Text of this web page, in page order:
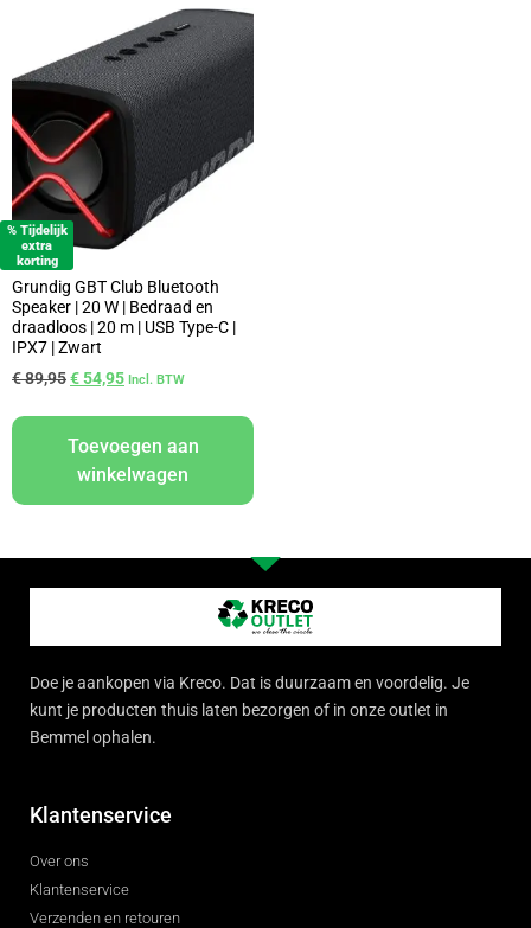
% Tijdelijk
extra
korting
Grundig GBT Club Bluetooth
Speaker | 20 W | Bedraad en
draadloos | 20 m | USB Type-C |
IPX7 | Zwart
€89,95€54,95 Incl. BTW
Toevoegen aan
winkelwagen
Doe je aankopen via Kreco. Dat is duurzaam en voordelig. Je
kunt je producten thuis laten bezorgen of in onze outlet in
Bemmel ophalen.
Klantenservice
Over ons
Klantenservice
Verzenden en retouren